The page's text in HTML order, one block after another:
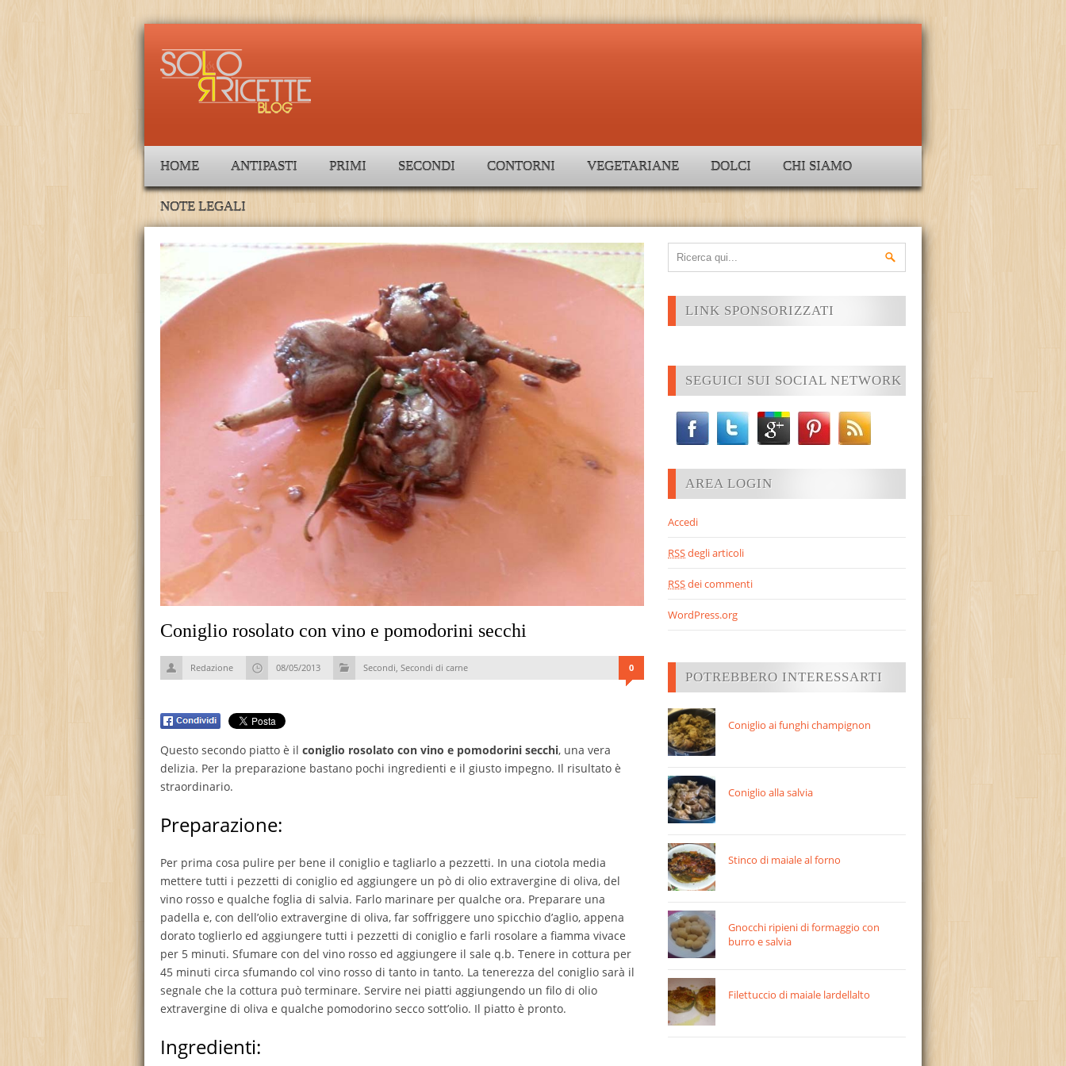
HOME ANTIPASTI PRIMI SECONDI CONTORNI VEGETARIANE DOLCI CHI SIAMO
NOTE LEGALI
Coniglio rosolato con vino e pomodorini secchi
Redazione 08/05/2013 Secondi Secondi di carne 0
Questo secondo piatto è il coniglio rosolato con vino e pomodorini secchi, una vera
delizia. Per la preparazione bastano pochi ingredienti e il giusto impegno. Il risultato è
straordinario.
Preparazione:
Per prima cosa pulire per bene il coniglio e tagliarlo a pezzetti. In una ciotola media
mettere tutti i pezzetti di coniglio ed aggiungere un pò di olio extravergine di oliva, del
vino rosso e qualche foglia di salvia. Farlo marinare per qualche ora. Preparare una
padella e, con dell’olio extravergine di oliva, far soffriggere uno spicchio d’aglio, appena
dorato toglierlo ed aggiungere tutti i pezzetti di coniglio e farli rosolare a fiamma vivace
per 5 minuti. Sfumare con del vino rosso ed aggiungere il sale q.b. Tenere in cottura per
45 minuti circa sfumando col vino rosso di tanto in tanto. La tenerezza del coniglio sarà il
segnale che la cottura può terminare. Servire nei piatti aggiungendo un filo di olio
extravergine di oliva e qualche pomodorino secco sott’olio. Il piatto è pronto.
Ingredienti:
LINK SPONSORIZZATI
SEGUICI SUI SOCIAL NETWORK
AREA LOGIN
Accedi
RSSdegli articoli
RSSdei commenti
WordPress.org
POTREBBERO INTERESSARTI
Coniglio ai funghi champignon
Coniglio alla salvia
Stinco di maiale al forno
Gnocchi ripieni di formaggio con
burro e salvia
Filettuccio di maiale lardellalto